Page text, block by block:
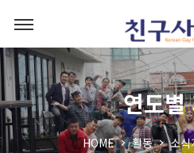
연도별
HOME 활동 소식